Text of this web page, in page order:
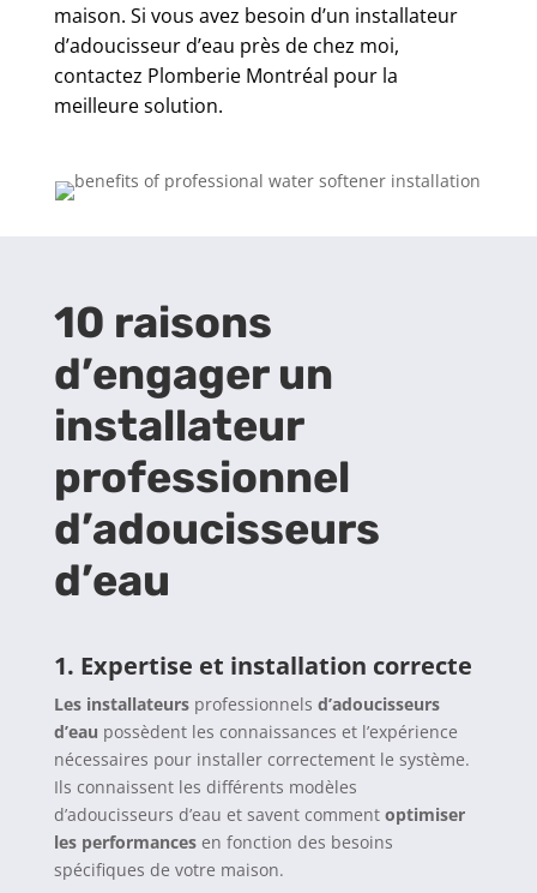
maison. Si vous avez besoin d’un installateur
d’adoucisseur d’eau près de chez moi,
contactez Plomberie Montréal pour la
meilleure solution.
10 raisons
d’engager un
installateur
professionnel
d’adoucisseurs
d’eau
1. Expertise et installation correcte
Les installateursprofessionnels d’adoucisseurs
d’eau possèdent les connaissances et l’expérience
nécessaires pour installer correctement le système.
Ils connaissent les différents modèles
d’adoucisseurs d’eau et savent comment optimiser
les performancesen fonction des besoins
spécifiques de votre maison.